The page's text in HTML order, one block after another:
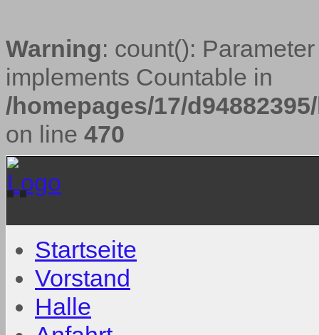
Warning: count():
implements Countable in
/homepages/17/
on line 470
Startseite
Vorstand
Halle